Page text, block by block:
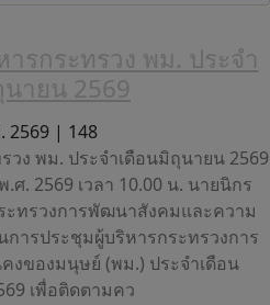
รกระทรวง พม. ประจำ
ายน 2569
2569 | 148
ง พม. ประจำเดือนมิถุนายน 2569
. 2569 เวลา 10.00 น. นายนิกร
ะทรวงการพัฒนาสังคมและความ
ารประชุมผู้บริหารกระทรวงการ
ของมนุษย์ (พม.) ประจำเดือน
เพื่อติดตามคว